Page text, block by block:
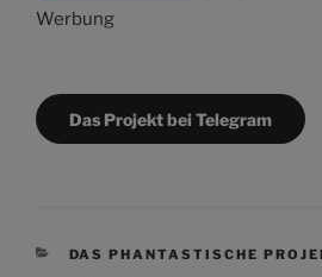
Werbung
Das Projekt bei Telegram
KATEGORIEN
DAS PHANTASTISCHE